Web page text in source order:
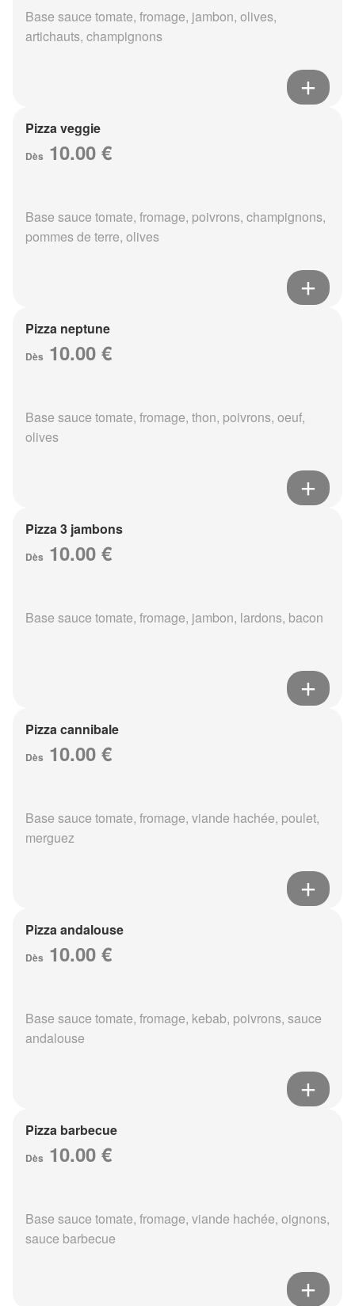
Base sauce tomate, fromage, jambon, olives,
artichauts, champignons
Pizza veggie
Dès 10.00 €
Base sauce tomate, fromage, poivrons, champignons,
pommes de terre, olives
Pizza neptune
Dès 10.00 €
Base sauce tomate, fromage, thon, poivrons, oeuf,
olives
Pizza 3 jambons
Dès 10.00 €
Base sauce tomate, fromage, jambon, lardons, bacon
Pizza cannibale
Dès 10.00 €
Base sauce tomate, fromage, viande hachée, poulet,
merguez
Pizza andalouse
Dès 10.00 €
Base sauce tomate, fromage, kebab, poivrons, sauce
andalouse
Pizza barbecue
Dès 10.00 €
Base sauce tomate, fromage, viande hachée, oignons,
sauce barbecue